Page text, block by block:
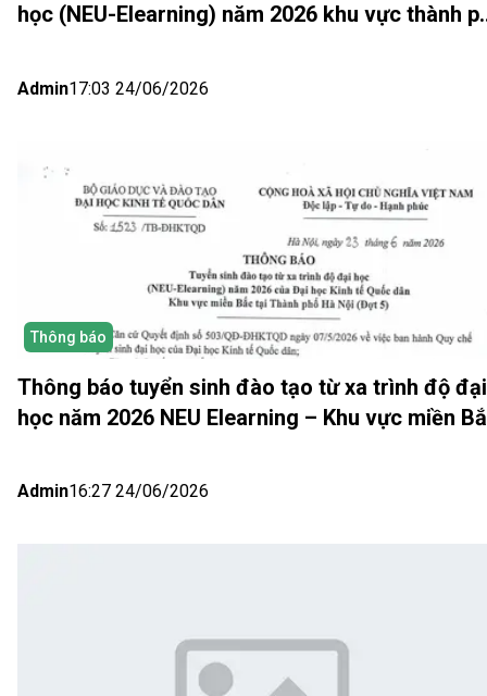
học (NEU-Elearning) năm 2026 khu vực thành
Admin17:03 24/06/2026
Thông báo
Thông báo tuyển sinh đào tạo từ xa trình độ đại
học năm 2026 NEU Elearning – Khu vực miền
Admin16:27 24/06/2026